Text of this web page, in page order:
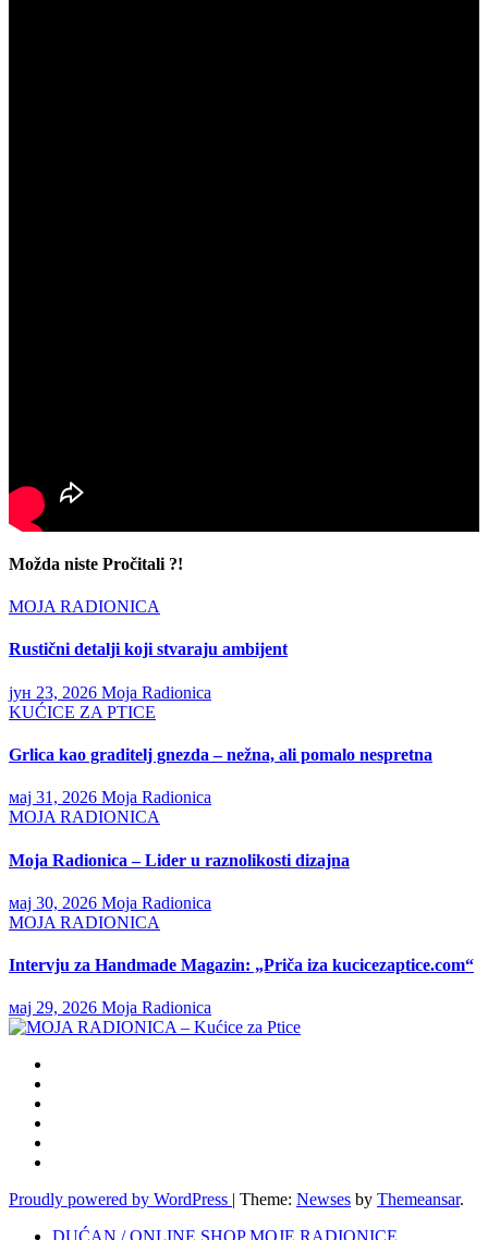
Možda niste Pročitali ?!
MOJA RADIONICA
Rustični detalji koji stvaraju ambijent
јун 23, 2026 Moja Radionica
KUĆICE ZA PTICE
Grlica kao graditelj gnezda – nežna, ali pomalo nespretna
мај 31, 2026 Moja Radionica
MOJA RADIONICA
Moja Radionica – Lider u raznolikosti dizajna
мај 30, 2026 Moja Radionica
MOJA RADIONICA
Intervju za Handmade Magazin: „Priča iza kucicezaptice.com“
мај 29, 2026 Moja Radionica
Proudly powered by WordPress | Theme: Newses by Themeansar.